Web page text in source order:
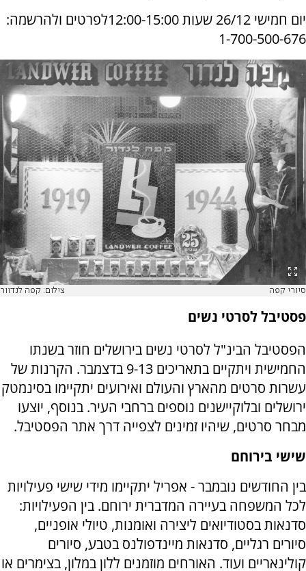
יום חמישי 26/12 שעות 12:00-15:00לפרטים ולהרשמה:
1-700-500-676
סיורי קפה צילום: קפה לנדוור
פסטיבל לסרטי נשים
הפסטיבל הבינ"ל לסרטי נשים בירושלים חוזר בשנתו
החמישית ויתקיים בתאריכים 9-13 בדצמבר. הקרנות של
עשרות סרטים מהארץ והעולם ואירועים יתקיימו בסינמטק
ירושלים ובלוקיישנים נוספים ברחבי העיר. בנוסף, יוצעו
מבחר סרטים, שיהיו זמינים לצפייה דרך אתר הפסטיבל.
שישי בירוחם
בין החודשים נובמבר - אפריל יתקיימו מידי שישי פעילויות
לכל המשפחה בעיירה המדברית ירוחם. בין הפעילויות:
סדנאות בסטודיואים ליצירה ואומנות, טיולי אופניים,
סיורים רגליים, סדנאות מיינדפולנס בטבע, סיורים
קולינאריים ועוד. האורחים מוזמנים ללון במלון, בצימרים או